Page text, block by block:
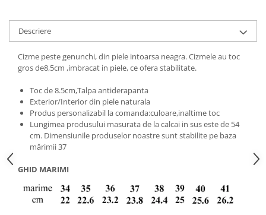
Descriere
Cizme peste genunchi, din piele intoarsa neagra. Cizmele au toc
gros de8,5cm ,imbracat in piele, ce ofera stabilitate.
Toc de 8.5cm,Talpa antiderapanta
Exterior/Interior din piele naturala
Produs personalizabil la comanda:culoare,inaltime toc
Lungimea produsului masurata de la calcai in sus este de 54
cm. Dimensiunile produselor noastre sunt stabilite pe baza
mărimii 37
GHID MARIMI